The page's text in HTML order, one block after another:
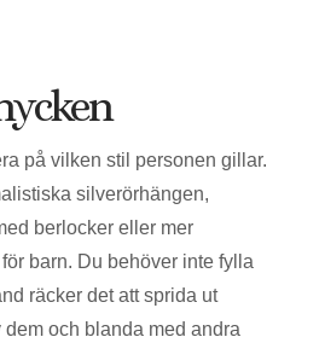
på vilken stil personen gillar.
silverörhängen,
berlocker eller mer
barn. Du behöver inte fylla
räcker det att sprida ut
och blanda med andra